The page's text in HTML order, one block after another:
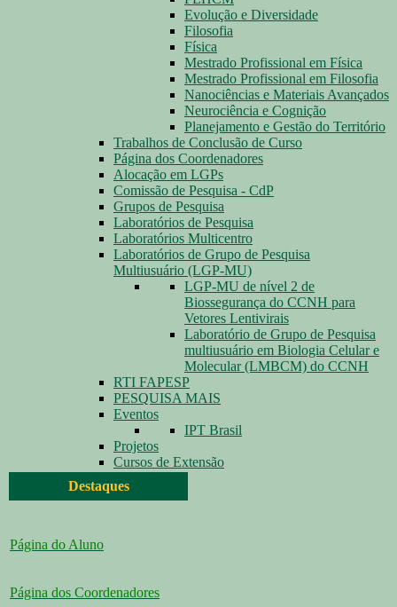
Evolução e Diversidade
Filosofia
Física
Mestrado Profissional em Física
Mestrado Profissional em Filosofia
Nanociências e Materiais Avançados
Neurociência e Cognição
Planejamento e Gestão do Território
Trabalhos de Conclusão de Curso
Página dos Coordenadores
Alocação em LGPs
Comissão de Pesquisa - CdP
Grupos de Pesquisa
Laboratórios de Pesquisa
Laboratórios Multicentro
Laboratórios de Grupo de Pesquisa
Multiusuário (LGP-MU)
LGP-MU de nível 2 de
Biossegurança do CCNH para
Vetores Lentivirais
Laboratório de Grupo de Pesquisa
multiusuário em Biologia Celular e
Molecular (LMBCM) do CCNH
RTI FAPESP
PESQUISA MAIS
Eventos
IPT Brasil
Projetos
Cursos de Extensão
Destaques
Página do Aluno
Página dos Coordenadores